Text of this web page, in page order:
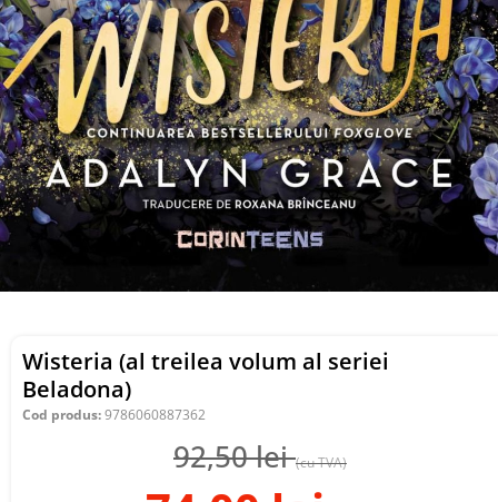
Wisteria (al treilea volum al seriei
Beladona)
Cod produs:9786060887362
92,50lei (cu TVA)